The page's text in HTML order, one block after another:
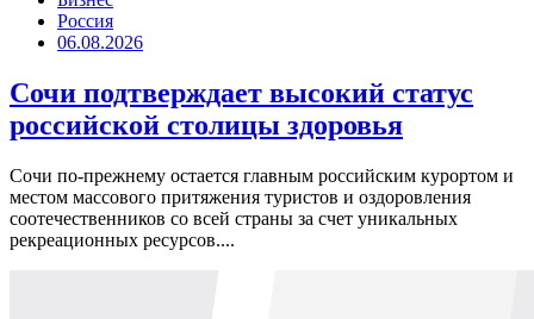
Россия
06.08.2026
Сочи подтверждает высокий статус
российской столицы здоровья
Сочи по-прежнему остается главным российским курортом и
местом массового притяжения туристов и оздоровления
соотечественников со всей страны за счет уникальных
рекреационных ресурсов....